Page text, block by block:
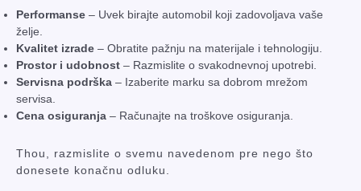
Performanse – Uvek birajte automobil koji zadovoljava vaše
želje.
Kvalitet izrade – Obratite pažnju na materijale i tehnologiju.
Prostor i udobnost – Razmislite o svakodnevnoj upotrebi.
Servisna podrška – Izaberite marku sa dobrom mrežom
servisa.
Cena osiguranja – Računajte na troškove osiguranja.
Thou, razmislite o svemu navedenom pre nego što
donesete konačnu odluku.